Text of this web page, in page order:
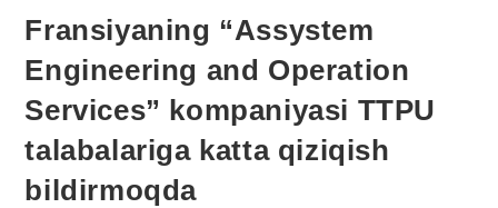
Fransiyaning “Assystem
Engineering and Operation
Services” kompaniyasi TTPU
talabalariga katta qiziqish
bildirmoqda